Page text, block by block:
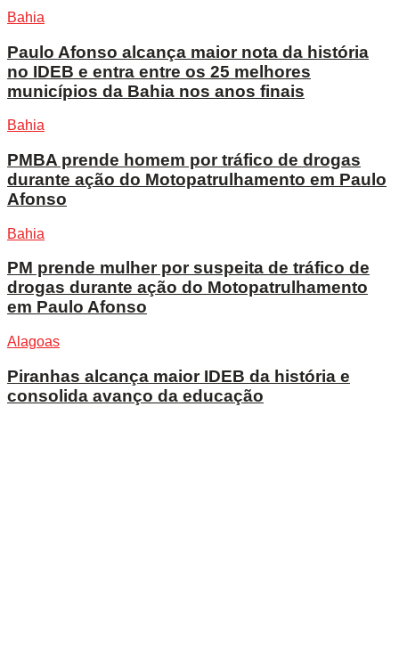
Bahia
Paulo Afonso alcança maior nota da história
no IDEB e entra entre os 25 melhores
municípios da Bahia nos anos finais
Bahia
PMBA prende homem por tráfico de drogas
durante ação do Motopatrulhamento em Paulo
Afonso
Bahia
PM prende mulher por suspeita de tráfico de
drogas durante ação do Motopatrulhamento
em Paulo Afonso
Alagoas
Piranhas alcança maior IDEB da história e
consolida avanço da educação